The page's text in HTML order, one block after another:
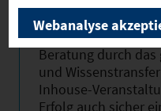
günstige
Mietverträge,
Beratung durch das
und
Inhouse-
Erfolg auch sicher
Webanalyse